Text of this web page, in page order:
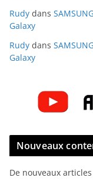
Rudy dans
Galaxy
Rudy dans
Galaxy
Nouveaux
De nouveaux